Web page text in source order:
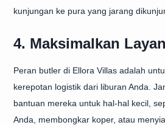
kunjungan ke pura yang jarang
4. Maksimalkan
Peran butler di Ellora Villas adalah
kerepotan logistik dari liburan Anda.
bantuan mereka untuk hal-hal kecil,
Anda, membongkar koper, atau